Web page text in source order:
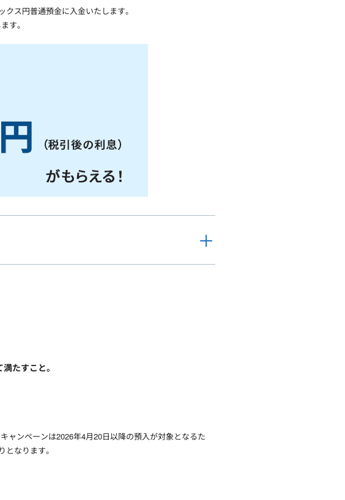
ス円普通預金に入金いたします。
す。
たすこと。
ャンペーンは2026年4月20日以降の預入が対象となるた
なります。